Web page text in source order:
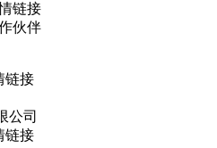
链接
伙伴
链接
公司
链接